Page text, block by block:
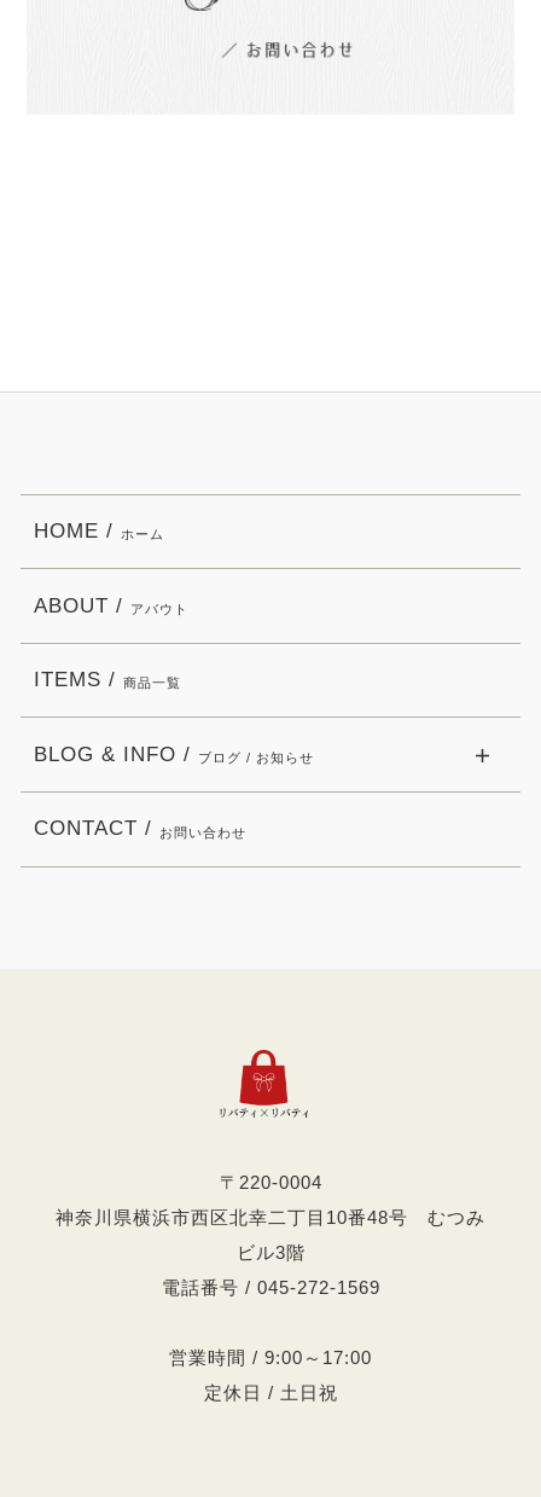
〒220-0004
神奈川県横浜市西区北幸二丁目10番48号 むつみ
ビル3階
電話番号 / 045-272-1569
営業時間 / 9:00～17:00
定休日 / 土日祝
HOME / ホーム
ABOUT / アバウト
ITEMS / 商品一覧
BLOG & INFO / ブログ / お知らせ
CONTACT / お問い合わせ